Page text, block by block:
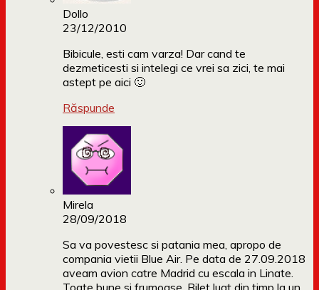
Dollo
23/12/2010
Bibicule, esti cam varza! Dar cand te
dezmeticesti si intelegi ce vrei sa zici, te mai
astept pe aici 🙂
Răspunde
Mirela
28/09/2018
Sa va povestesc si patania mea, apropo de
compania vietii Blue Air. Pe data de 27.09.2018
aveam avion catre Madrid cu escala in Linate.